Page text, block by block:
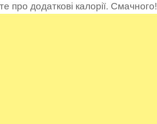
про додаткові калорії. Смачного!